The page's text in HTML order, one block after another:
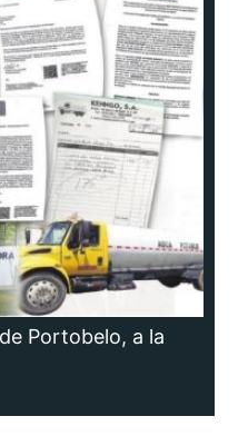
Portobelo, a la